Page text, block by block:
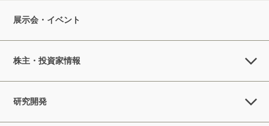
展示会・イベント
株主・投資家情報
研究開発